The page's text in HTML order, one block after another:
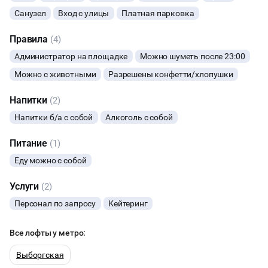
Санузел
Вход с улицы Платная парковка
Правила (4)
Администратор на площадке
Можно шуметь после 23:00
Можно с животными
Разрешены конфетти/хлопушки
Напитки (2)
Напитки б/а с собой Алкоголь с собой
Питание (1)
Еду можно с собой
Услуги (2)
Персонал по запросу Кейтеринг
ФОТОСЕССИИ
Все лофты у метро:
Выборгская